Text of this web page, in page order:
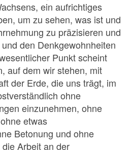
ein aufrichtiges
um zu sehen, was ist und
zu präzisieren und
den Denkgewohnheiten
Punkt scheint
auf dem wir stehen, mit
der Erde, die uns trägt, im
ohne
einzunehmen, ohne
etwas
Betonung und ohne
Arbeit an der